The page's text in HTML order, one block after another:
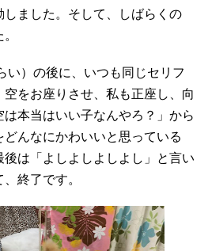
しました。そして、しばらくの
い）の後に、いつも同じセリフ
をお座りさせ、私も正座し、向
本当はいい子なんやろ？」から
んなにかわいいと思っている
は「よしよしよしよし」と言い
終了です。